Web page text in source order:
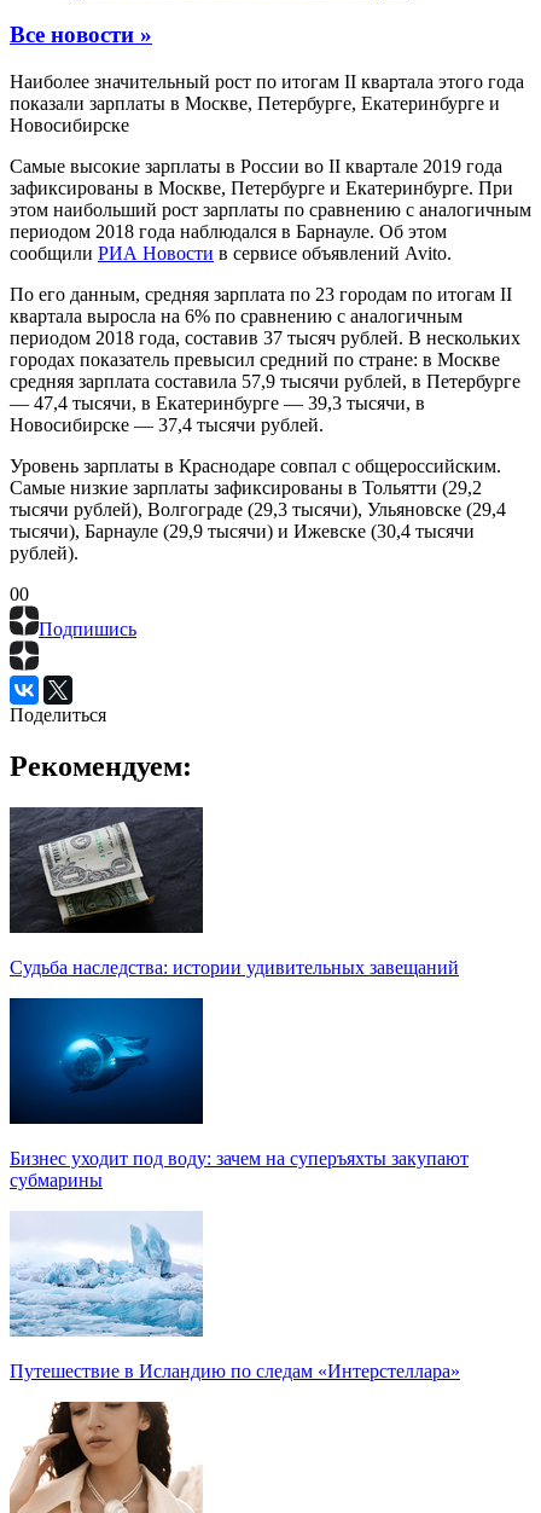
Все новости »
Наиболее значительный рост по итогам II квартала этого года
показали зарплаты в Москве, Петербурге, Екатеринбурге и
Новосибирске
Самые высокие зарплаты в России во II квартале 2019 года
зафиксированы в Москве, Петербурге и Екатеринбурге. При
этом наибольший рост зарплаты по сравнению с аналогичным
периодом 2018 года наблюдался в Барнауле. Об этом
сообщили РИА Новости в сервисе объявлений Avito.
По его данным, средняя зарплата по 23 городам по итогам II
квартала выросла на 6% по сравнению с аналогичным
периодом 2018 года, составив 37 тысяч рублей. В нескольких
городах показатель превысил средний по стране: в Москве
средняя зарплата составила 57,9 тысячи рублей, в Петербурге
— 47,4 тысячи, в Екатеринбурге — 39,3 тысячи, в
Новосибирске — 37,4 тысячи рублей.
Уровень зарплаты в Краснодаре совпал с общероссийским.
Самые низкие зарплаты зафиксированы в Тольятти (29,2
тысячи рублей), Волгограде (29,3 тысячи), Ульяновске (29,4
тысячи), Барнауле (29,9 тысячи) и Ижевске (30,4 тысячи
рублей).
00
Подпишись
Поделиться
Рекомендуем:
Судьба наследства: истории удивительных завещаний
Бизнес уходит под воду: зачем на суперъяхты закупают
субмарины
Путешествие в Исландию по следам «Интерстеллара»